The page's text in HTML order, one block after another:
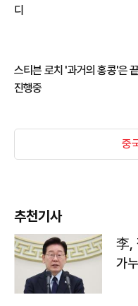
디
스티븐 로치 '과거의 홍콩'은
진행중
중
추천기사
李,
가